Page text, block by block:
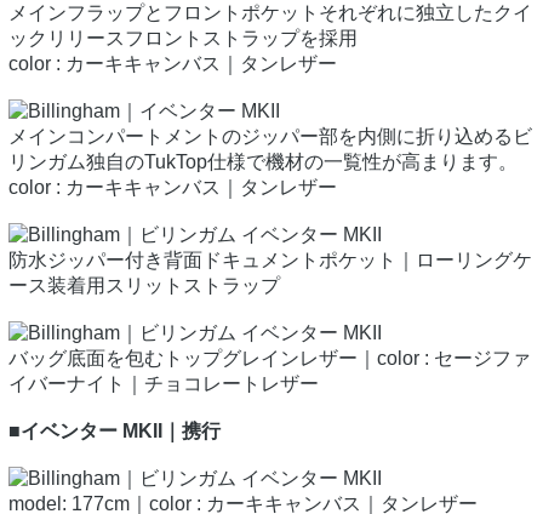
メインフラップとフロントポケットそれぞれに独立したクイ
ックリリースフロントストラップを採用
color : カーキキャンバス｜タンレザー
メインコンパートメントのジッパー部を内側に折り込めるビ
リンガム独自のTukTop仕様で機材の一覧性が高まります。
color : カーキキャンバス｜タンレザー
防水ジッパー付き背面ドキュメントポケット｜ローリングケ
ース装着用スリットストラップ
バッグ底面を包むトップグレインレザー｜color : セージファ
イバーナイト｜チョコレートレザー
■イベンター MKII｜携行
model: 177cm｜color : カーキキャンバス｜タンレザー